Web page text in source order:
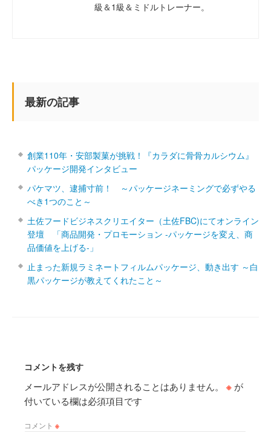
級＆1級＆ミドルトレーナー。
最新の記事
創業110年・安部製菓が挑戦！『カラダに骨骨カルシウム』
パッケージ開発インタビュー
パケマツ、逮捕寸前！ ～パッケージネーミングで必ずやる
べき1つのこと～
土佐フードビジネスクリエイター（土佐FBC)にてオンライン
登壇 「商品開発・プロモーション ‐パッケージを変え、商
品価値を上げる‐」
止まった新規ラミネートフィルムパッケージ、動き出す ～白
黒パッケージが教えてくれたこと～
コメントを残す
メールアドレスが公開されることはありません。 ※ が
付いている欄は必須項目です
コメント ※